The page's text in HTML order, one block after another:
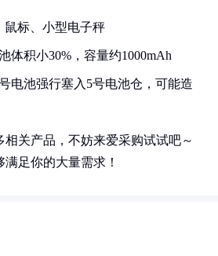
鼠标、小型电子秤
体积小30%，容量约1000mAh
电池强行塞入5号电池仓，可能造
关产品，不妨来爱采购试试吧～
足你的大量需求！